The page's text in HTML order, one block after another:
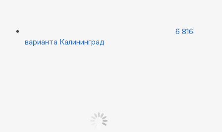
6 816
варианта Калининград